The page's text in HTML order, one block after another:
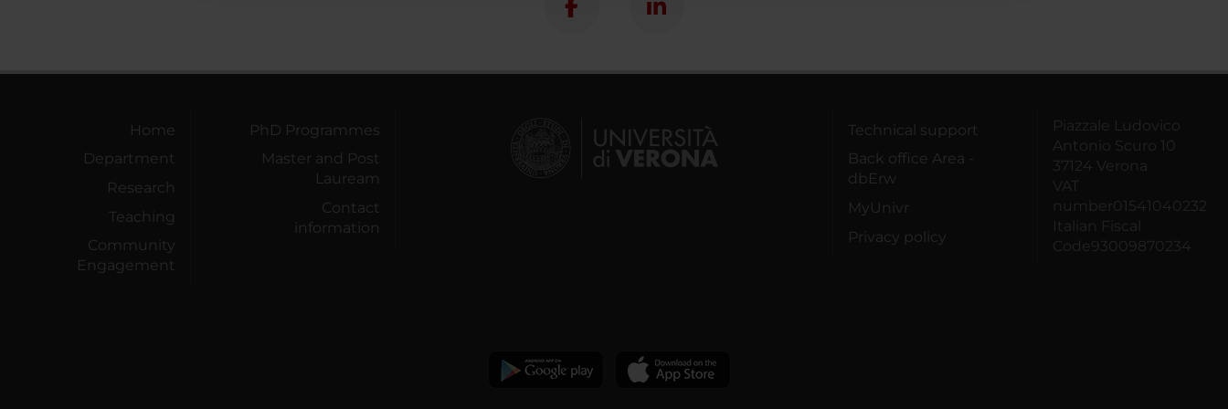
Home
Department
Research
Teaching
Community
Engagement
PhD Programmes
Master and Post
Lauream
Contact
information
Technical support
Back office Area -
dbErw
MyUnivr
Privacy policy
Piazzale Ludovico
Antonio Scuro 10
37124 Verona
VAT
number01541040232
Italian Fiscal
Code93009870234